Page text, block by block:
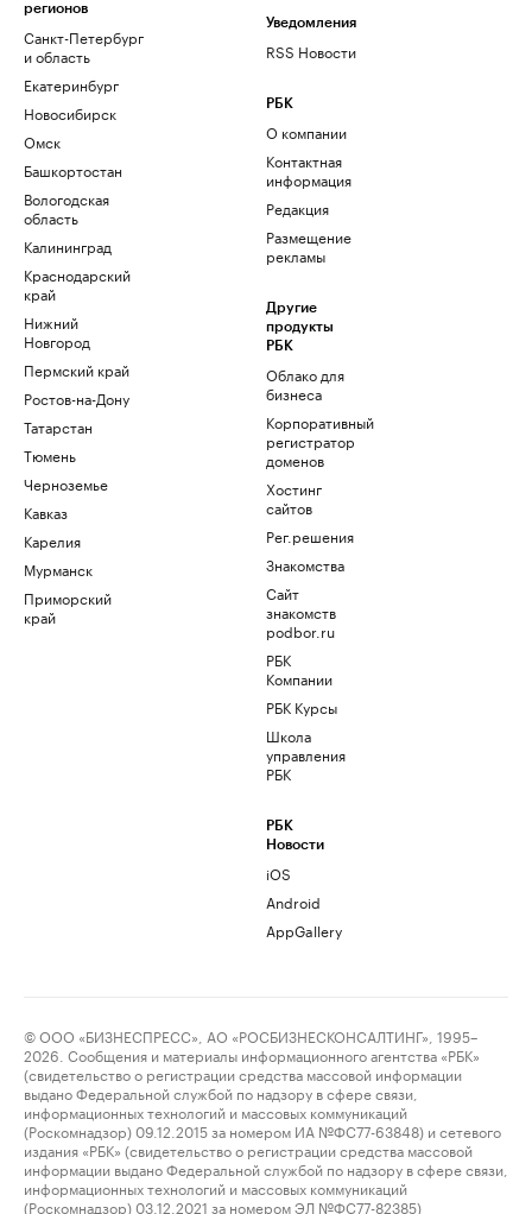
регионов
Санкт-Петербург
и область
Екатеринбург
Новосибирск
Омск
Башкортостан
Вологодская
область
Калининград
Краснодарский
край
Нижний
Новгород
Пермский край
Ростов-на-Дону
Татарстан
Тюмень
Черноземье
Кавказ
Карелия
Мурманск
Приморский
край
Уведомления
RSS Новости
РБК
О компании
Контактная
информация
Редакция
Размещение
рекламы
Другие
продукты
РБК
Облако для
бизнеса
Корпоративный
регистратор
доменов
Хостинг
сайтов
Рег.решения
Знакомства
Сайт
знакомств
podbor.ru
РБК
Компании
РБК Курсы
Школа
управления
РБК
РБК
Новости
iOS
Android
AppGallery
© ООО «БИЗНЕСПРЕСС», АО «РОСБИЗНЕСКОНСАЛТИНГ», 1995–
2026. Сообщения и материалы информационного агентства «РБК»
(свидетельство о регистрации средства массовой информации
выдано Федеральной службой по надзору в сфере связи,
информационных технологий и массовых коммуникаций
(Роскомнадзор) 09.12.2015 за номером ИА №ФС77-63848) и сетевого
издания «РБК» (свидетельство о регистрации средства массовой
информации выдано Федеральной службой по надзору в сфере связи,
информационных технологий и массовых коммуникаций
(Роскомнадзор) 03.12.2021 за номером ЭЛ №ФС77-82385)